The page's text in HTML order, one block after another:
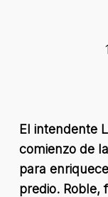
El intendente
comienzo de
para
predio. Roble,